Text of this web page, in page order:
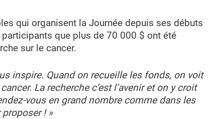
qui organisent la Journée depuis ses débuts
que plus de 70 000 $ ont été
sur le cancer.
inspire. Quand on recueille les fonds, on voit
La recherche c’est l’avenir et on y croit
vous en grand nombre comme dans les
! »